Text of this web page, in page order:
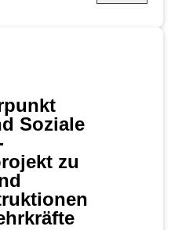
Soziale
zu